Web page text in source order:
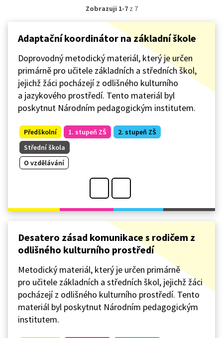
Zobrazuji 1-7z 7
Adaptační koordinátor na základní škole
Doprovodný metodický materiál, který je určen
primárně pro učitele základních a středních škol,
jejichž žáci pocházejí z odlišného kulturního
a jazykového prostředí. Tento materiál byl
poskytnut Národním pedagogickým institutem.
Předškolní 1. stupeň ZŠ
2. stupeň ZŠ
Střední škola
O vzdělávání
Desatero zásad komunikace s rodičem z
odlišného kulturního prostředí
Metodický materiál, který je určen primárně
pro učitele základních a středních škol, jejichž žáci
pocházejí z odlišného kulturního prostředí. Tento
materiál byl poskytnut Národním pedagogickým
institutem.